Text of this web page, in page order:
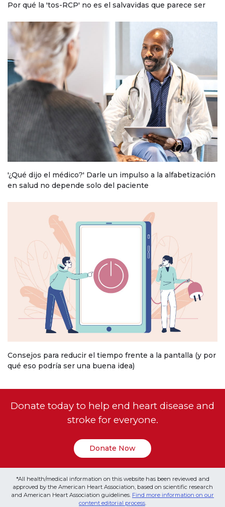
Por qué la 'tos-RCP' no es el salvavidas que parece ser
'¿Qué dijo el médico?' Darle un impulso a la alfabetización
en salud no depende solo del paciente
Consejos para reducir el tiempo frente a la pantalla (y por
qué eso podría ser una buena idea)
Donate today to help end heart disease and
stroke for everyone.
Donate Now
*All health/medical information on this website has been reviewed and
approved by the American Heart Association, based on scientific research
and American Heart Association guidelines. Find more information on our
content editorial process.